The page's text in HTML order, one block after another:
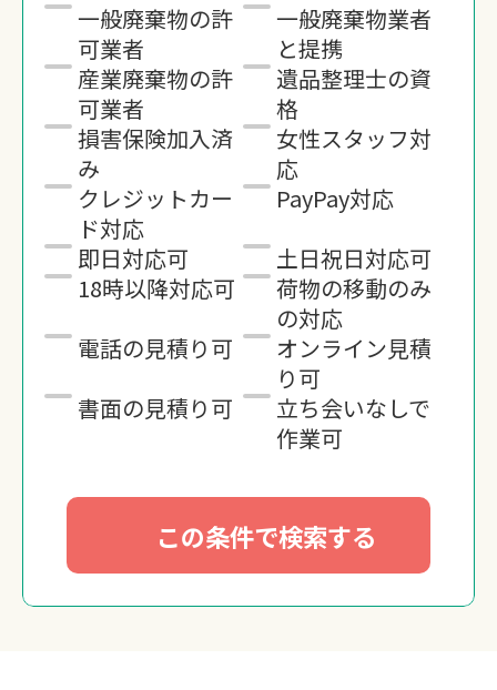
一般廃棄物の許
可業者
一般廃棄物業者
と提携
産業廃棄物の許
可業者
遺品整理士の資
格
損害保険加入済
み
女性スタッフ対
応
クレジットカー
ド対応
PayPay対応
即日対応可
土日祝日対応可
18時以降対応可
荷物の移動のみ
の対応
電話の見積り可
オンライン見積
り可
書面の見積り可
立ち会いなしで
作業可
この条件で検索する